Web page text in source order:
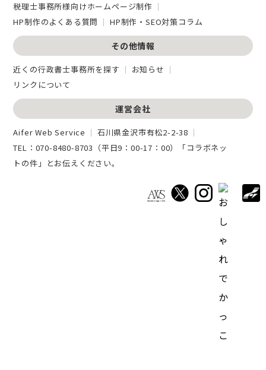
税理士事務所様向けホームページ制作
HP制作のよくある質問
HP制作・SEO対策コラム
その他情報
近くの行政書士事務所を探す
お知らせ
リンクについて
運営会社
Aifer Web Service
石川県金沢市有松2-2-38
TEL： 070-8480-8703 （平日9：00-17：00）「コラボネッ
トの件」とお伝えください。